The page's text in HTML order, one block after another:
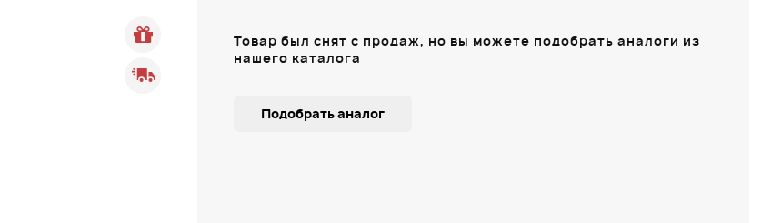
Товар был снят с продаж, но вы можете подобрать аналоги из
нашего каталога
Подобрать аналог